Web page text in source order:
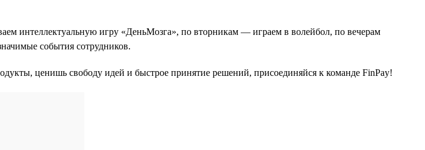
интеллектуальную игру «ДеньМозга», по вторникам — играем в волейбол, по вечерам
события сотрудников.
ценишь свободу идей и быстрое принятие решений, присоединяйся к команде FinPay!